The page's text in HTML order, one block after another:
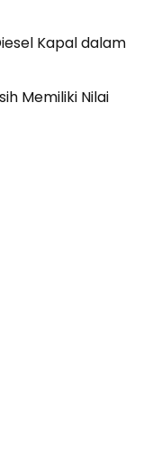
Kapal dalam
Memiliki Nilai